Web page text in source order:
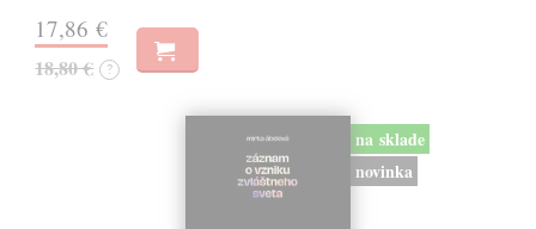
17,86 €
18,80 € ?
na sklade
novinka